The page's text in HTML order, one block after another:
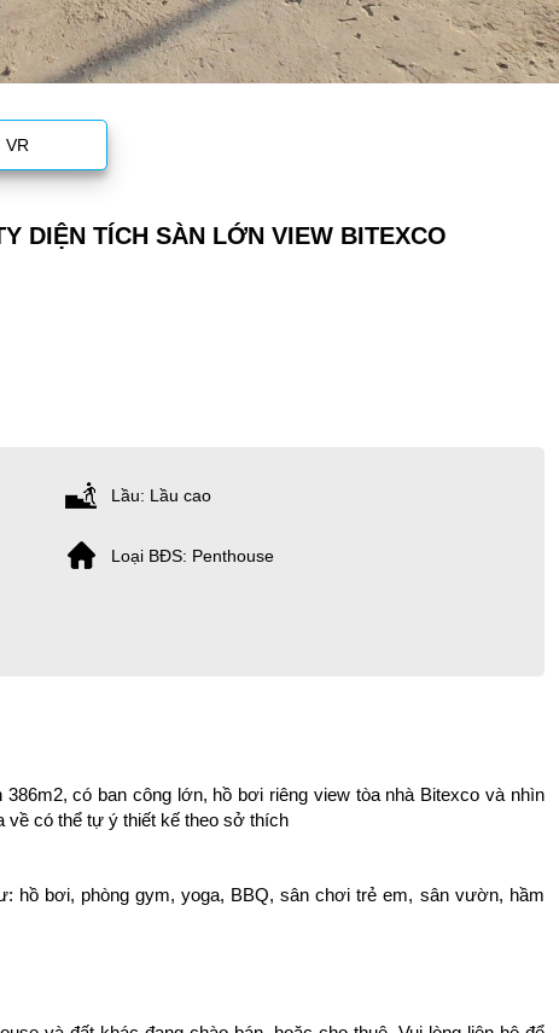
VR
DIỆN TÍCH SÀN LỚN VIEW BITEXCO
Lầu: Lầu cao
Loại BĐS: Penthouse
có ban công lớn, hồ bơi riêng view tòa nhà Bitexco và nhìn
về có thể tự ý thiết kế theo sở thích
hồ bơi, phòng gym, yoga, BBQ, sân chơi trẻ em, sân vườn, hầm